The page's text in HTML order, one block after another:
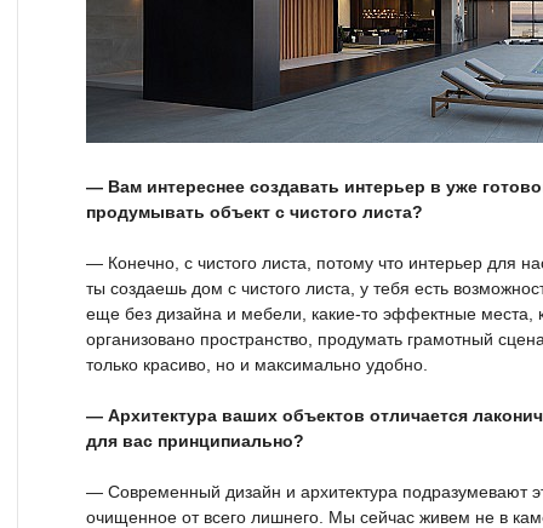
— Вам интереснее создавать интерьер в уже
продумывать объект с чистого листа?
— Конечно, с чистого листа, потому что интерьер для
ты создаешь дом с чистого листа, у тебя есть
еще без дизайна и мебели, какие-то эффектные места,
организовано пространство, продумать грамотный
только красиво, но и максимально удобно.
— Архитектура ваших объектов отличается
для вас принципиально?
— Современный дизайн и архитектура подразумевают
очищенное от всего лишнего. Мы сейчас живем не в